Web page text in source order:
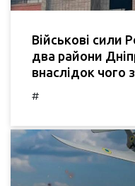
Військові сили
два райони
внаслідок чого
#